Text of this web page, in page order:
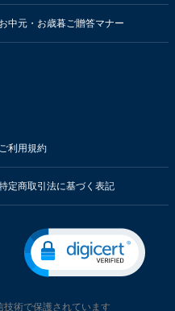
お中元・お歳暮ご贈答マナー
ご利用規約
定商取引法に基づく表記
術で保護されています